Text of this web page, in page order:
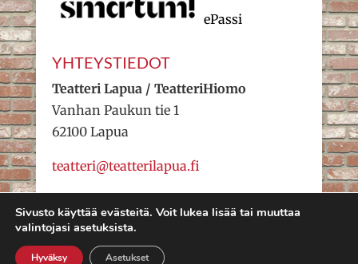
ePassi
YHTEYSTIEDOT
Teatteri Lapua / TeatteriHiomo
Vanhan Paukun tie 1
62100 Lapua
teatteri@teatterilapua.fi
Teatteri Lapua 2022 – Valakia
Sivusto käyttää evästeitä. Voit lukea lisää tai muuttaa
valintojasi asetuksista.
Hyväksy Asetukset